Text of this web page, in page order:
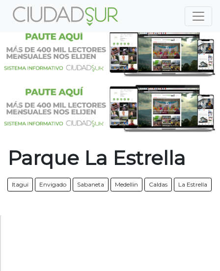
Previous
Previous
Parque La Estrella
Itagui Envigado Sabaneta Medellin Caldas La Estrella